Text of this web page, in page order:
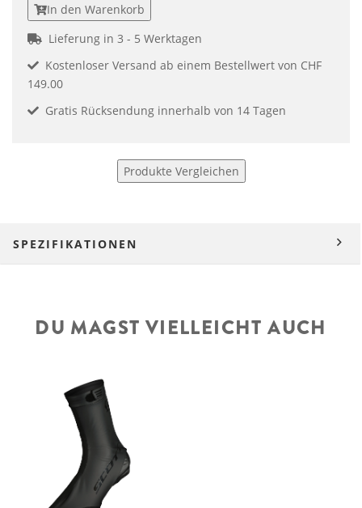
In den Warenkorb
Lieferung in 3 - 5 Werktagen
Kostenloser Versand ab einem Bestellwert von CHF
149.00
Gratis Rücksendung innerhalb von 14 Tagen
Produkte Vergleichen
SPEZIFIKATIONEN
DU MAGST VIELLEICHT AUCH